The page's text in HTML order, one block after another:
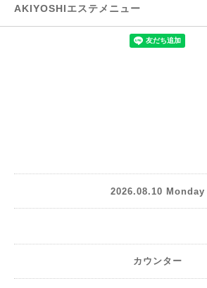
AKIYOSHIエステメニュー
2026.08.10 Monday
カウンター